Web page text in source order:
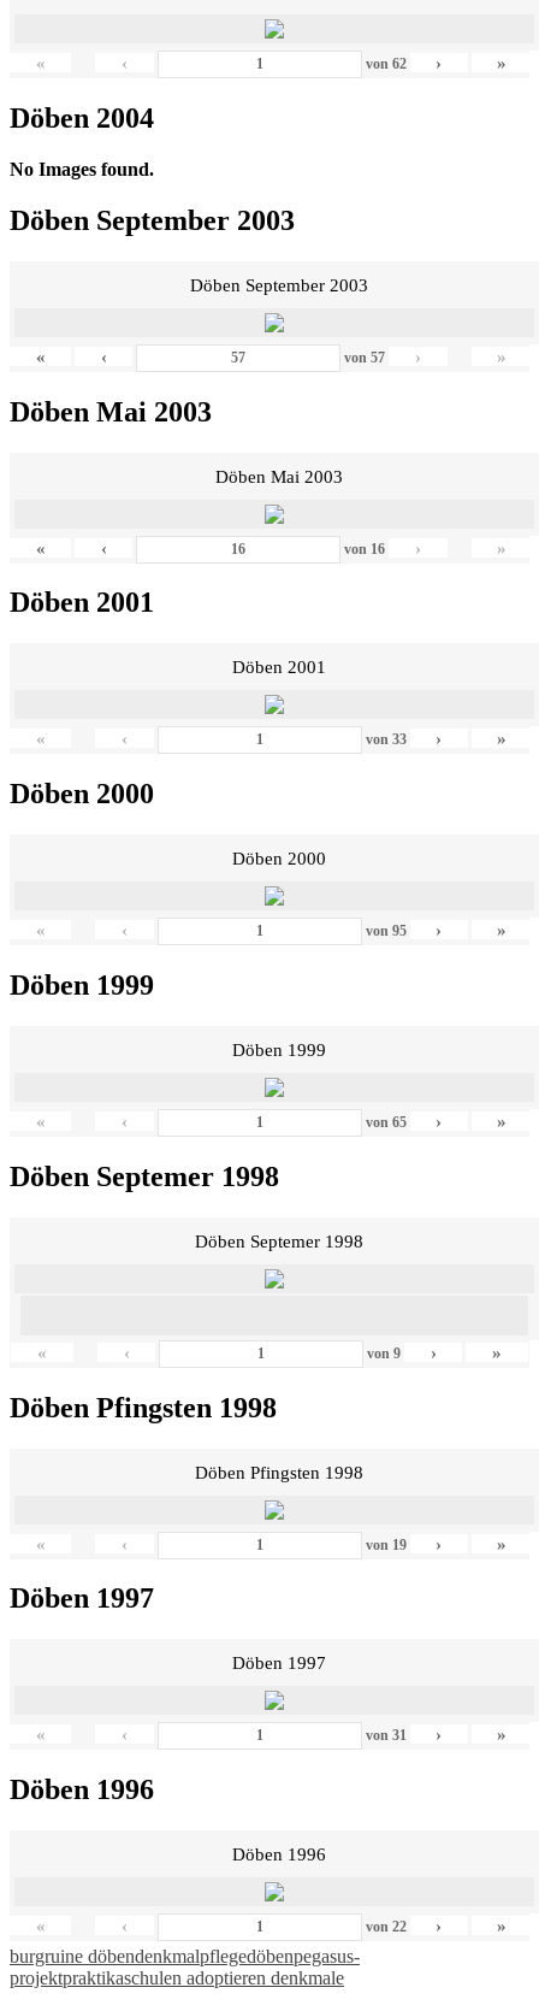
« ‹ von 62 › »
Döben 2004
No Images found.
Döben September 2003
Döben September 2003
« ‹ von57 › »
Döben Mai 2003
Döben Mai 2003
« ‹ von 16 › »
Döben 2001
Döben 2001
« ‹ von 33 › »
Döben 2000
Döben 2000
« ‹ von 95 › »
Döben 1999
Döben 1999
« ‹ von 65 › »
Döben Septemer 1998
Döben Septemer 1998
« ‹ von9 › »
Döben Pfingsten 1998
Döben Pfingsten 1998
« ‹ von 19 › »
Döben 1997
Döben 1997
« ‹ von 31 › »
Döben 1996
Döben 1996
« ‹ von 22 › »
burgruine döbendenkmalpflegedöbenpegasus-
projektpraktikaschulen adoptieren denkmale